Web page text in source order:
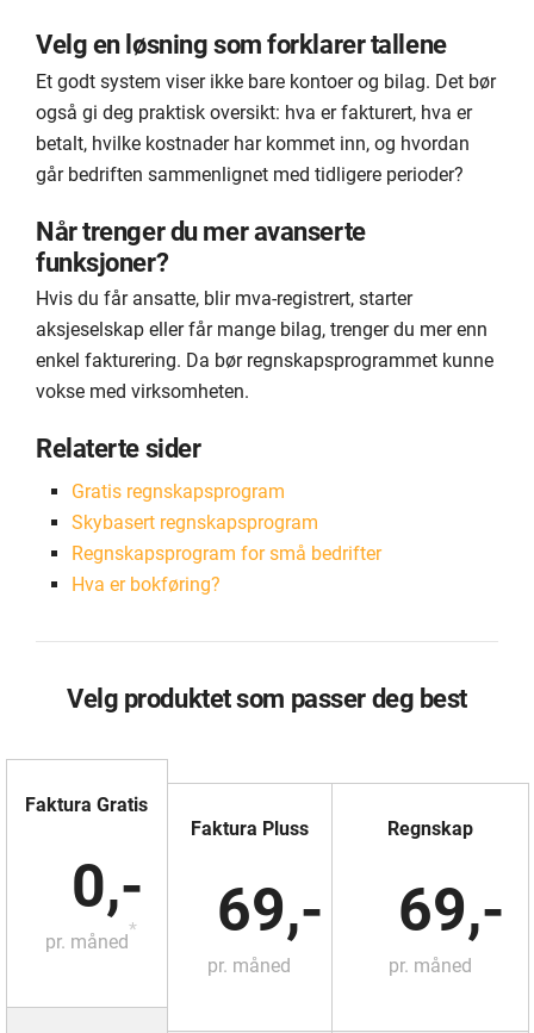
Velg en løsning som forklarer tallene
Et godt system viser ikke bare kontoer og bilag. Det bør
også gi deg praktisk oversikt: hva er fakturert, hva er
betalt, hvilke kostnader har kommet inn, og hvordan
går bedriften sammenlignet med tidligere perioder?
Når trenger du mer avanserte
funksjoner?
Hvis du får ansatte, blir mva-registrert, starter
aksjeselskap eller får mange bilag, trenger du mer enn
enkel fakturering. Da bør regnskapsprogrammet kunne
vokse med virksomheten.
Relaterte sider
Gratis regnskapsprogram
Skybasert regnskapsprogram
Regnskapsprogram for små bedrifter
Hva er bokføring?
Velg produktet som passer deg best
Faktura Gratis
0,-
pr. måned
*
Faktura Pluss
69,-
pr. måned
Regnskap
69,-
pr. måned